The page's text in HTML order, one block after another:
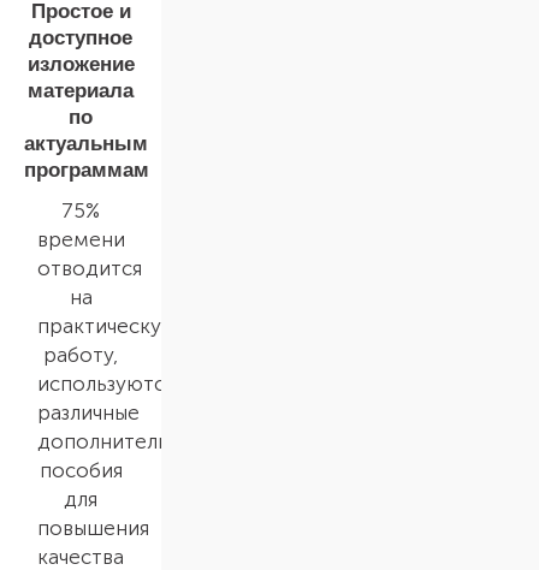
Простое и
доступное
изложение
материала
по
актуальным
программам
75%
времени
отводится
на
практическую
работу,
используются
различные
дополнительные
пособия
для
повышения
качества